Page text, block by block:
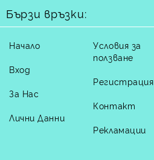
Бързи връзки:
Начало
Вход
За Нас
Лични Данни
Условия за
ползване
Регистрация
Контакт
Рекламации